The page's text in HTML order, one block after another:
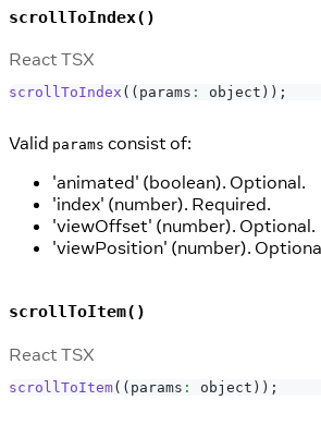
scrollToIndex()
React TSX
scrollToIndex ( ( params : object ) ) ;
Valid params consist of:
'animated' (boolean). Optional.
'index' (number). Required.
'viewOffset' (number). Optional.
'viewPosition' (number).
scrollToItem()
React TSX
scrollToItem( ( params : object ) ) ;